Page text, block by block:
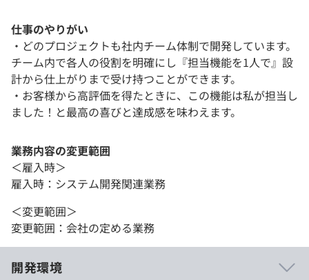
仕事のやりがい
・どのプロジェクトも社内チーム体制で開発しています。
チーム内で各人の役割を明確にし『担当機能を1人で』設
計から仕上がりまで受け持つことができます。
・お客様から高評価を得たときに、この機能は私が担当し
ました！と最高の喜びと達成感を味わえます。
業務内容の変更範囲
＜雇入時＞
雇入時：システム開発関連業務
＜変更範囲＞
変更範囲：会社の定める業務
開発環境